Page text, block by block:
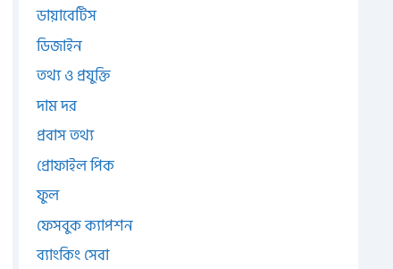
ডায়াবেটিস
ডিজাইন
তথ্য ও প্রযুক্তি
দাম দর
প্রবাস তথ্য
প্রোফাইল পিক
ফুল
ফেসবুক ক্যাপশন
ব্যাংকিং সেবা